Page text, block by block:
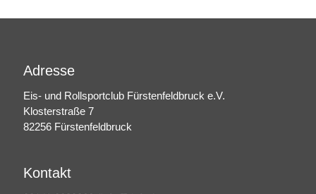
Adresse
Eis- und Rollsportclub Fürstenfeldbruck e.V.
Klosterstraße 7
82256 Fürstenfeldbruck
Kontakt